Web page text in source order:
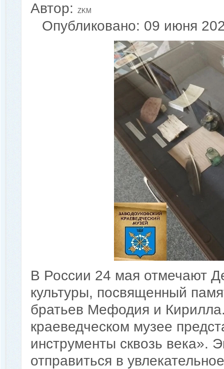
Автор:
ZKM
Опубликовано: 09 июня
В России 24 мая отмечают
культуры, посвященный
братьев Мефодия и
краеведческом музее
инструменты сквозь века».
отправиться в